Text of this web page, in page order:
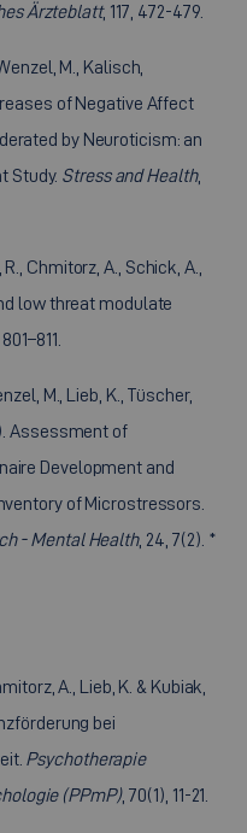
Ärzteblatt, 117, 472-479.
M., Kalisch,
of Negative Affect
by Neuroticism: an
Study. Stress and Health,
Chmitorz, A., Schick, A.,
low threat modulate
M., Lieb, K., Tüscher,
Assessment of
Development and
of Microstressors.
- Mental Health, 24, 7(2). *
A., Lieb, K. & Kubiak,
bei
Psychotherapie
(PPmP), 70(1), 11-21.